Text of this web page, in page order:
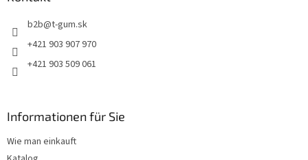
b2b@t-gum.sk
+421 903 907 970
+421 903 509 061
Informationen für Sie
Wie man einkauft